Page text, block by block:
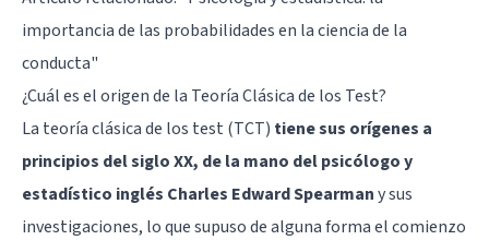
importancia de las probabilidades en la ciencia de la
conducta"
¿Cuál es el origen de la Teoría Clásica de los Test?
La teoría clásica de los test (TCT) tiene sus orígenes a
principios del siglo XX, de la mano del psicólogo y
estadístico inglés Charles Edward Spearmany sus
investigaciones, lo que supuso de alguna forma el comienzo